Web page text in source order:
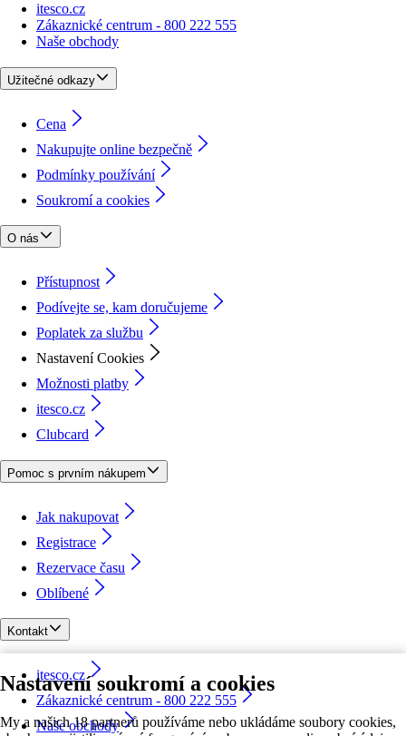
Nastavení soukromí a cookies
My a našich 18 partnerů používáme nebo ukládáme soubory cookies,
itesco.cz
Zákaznické centrum - 800 222 555
Naše obchody
Užitečné odkazy
Cena
Nakupujte online bezpečně
Podmínky používání
Soukromí a cookies
O nás
Přístupnost
Podívejte se, kam doručujeme
Poplatek za službu
Nastavení Cookies
Možnosti platby
itesco.cz
Clubcard
Pomoc s prvním nákupem
Jak nakupovat
Registrace
Rezervace času
Oblíbené
Kontakt
itesco.cz
Zákaznické centrum - 800 222 555
Naše obchody